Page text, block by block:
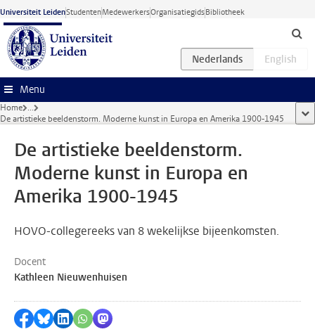
Ga naar hoofdinhoud
Universiteit LeidenStudentenMedewerkersOrganisatiegidsBibliotheek
Menu
Home ...
De artistieke beeldenstorm. Moderne kunst in Europa en Amerika 1900-1945
De artistieke beeldenstorm.
Moderne kunst in Europa en
Amerika 1900-1945
HOVO-collegereeks van 8 wekelijkse bijeenkomsten.
Docent
Kathleen Nieuwenhuisen
Delen op Facebook
Delen via Bluesky
Delen op LinkedIn
Delen via WhatsApp
Delen via Mastodon